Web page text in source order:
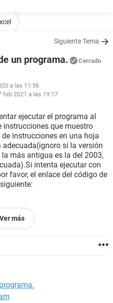
Siguiente Tema
un programa. Cerrado
a las 11:56
feb 2021 a las 19:17
ejecutar el programa al
instrucciones que muestro
instrucciones en una hoja
si la versión
más antigua es la del 2003,
intenta ejecutar con
favor, el enlace del código de
Ver más